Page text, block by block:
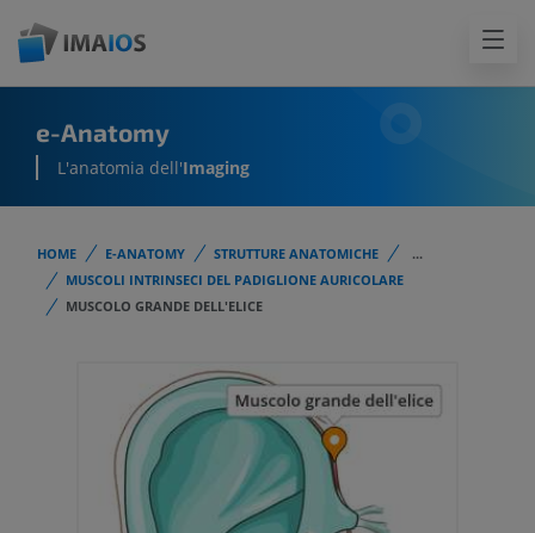
e-Anatomy
L'anatomia dell'Imaging
HOME E-ANATOMY STRUTTURE ANATOMICHE
...
MUSCOLI INTRINSECI DEL PADIGLIONE AURICOLARE
MUSCOLO GRANDE DELL'ELICE